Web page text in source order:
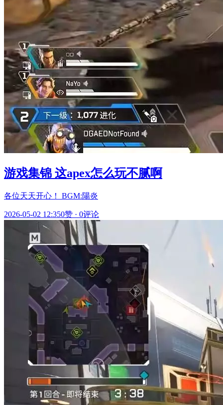
游戏集锦 这apex怎么玩不腻啊
各位天天开心！ BGM:陽炎
2026-05-02 12:350赞 · 0评论